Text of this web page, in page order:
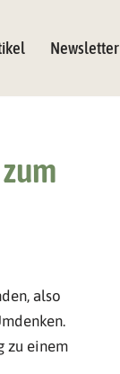
Newsletter
also
zu einem